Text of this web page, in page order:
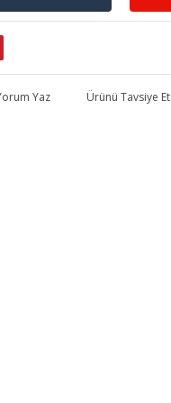
Yaz Ürünü Tavsiye Et